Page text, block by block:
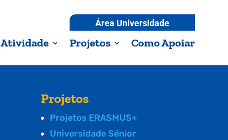
Área Universidade
Atividade Projetos Como Apoiar
Projetos
Projetos ERASMUS+
Universidade Sénior